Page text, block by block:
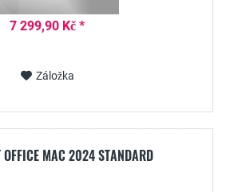
7 299,90 Kč *
Záložka
OFFICE MAC 2024 STANDARD